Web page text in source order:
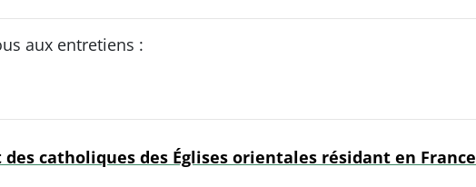
aux entretiens :
catholiques des Églises orientales résidant en France